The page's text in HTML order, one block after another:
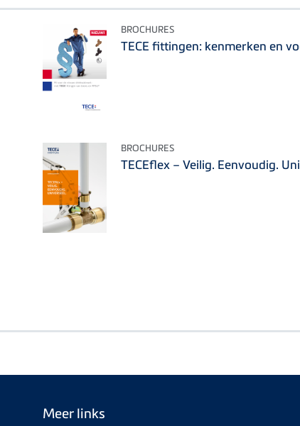
BROCHURES
TECE fittingen: kenmerken en
BROCHURES
TECEflex – Veilig. Eenvoudig.
Meer links